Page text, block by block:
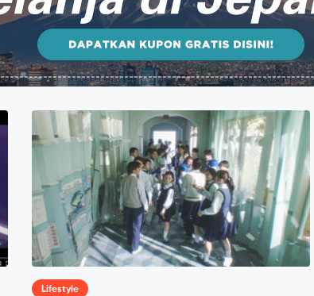
Lifestyle